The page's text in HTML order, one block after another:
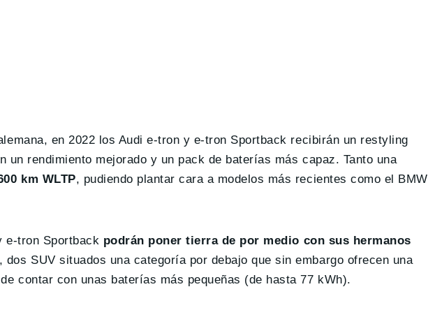
en 2022 los Audi e-tron y e-tron Sportback recibirán un restyling
rendimiento mejorado y un pack de baterías más capaz. Tanto una
km WLTP, pudiendo plantar cara a modelos más recientes como el BMW
e-tron Sportback podrán poner tierra de por medio con sus hermanos
, dos SUV situados una categoría por debajo que sin embargo ofrecen una
contar con unas baterías más pequeñas (de hasta 77 kWh).